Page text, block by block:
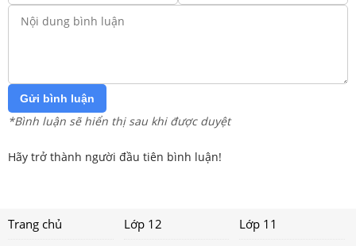
Gửi bình luận
*Bình luận sẽ hiển thị sau khi được duyệt
Hãy trở thành người đầu tiên bình luận!
Trang chủ Lớp 12
Lớp 11